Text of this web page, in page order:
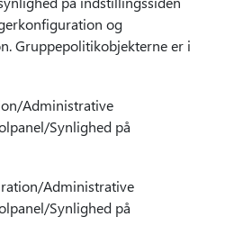
og
Gruppepolitikobjekterne er i
Administrative
Synlighed på
Administrative
Synlighed på